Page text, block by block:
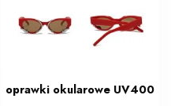
oprawki okularowe UV400